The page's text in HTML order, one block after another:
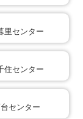
里センター
住センター
センター